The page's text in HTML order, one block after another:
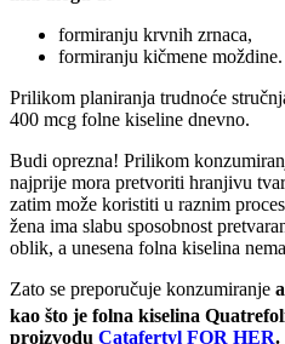
formiranju krvnih zrnaca,
formiranju kičmene moždine.
Prilikom planiranja trudnoće
400 mcg folne kiseline dnevno.
Budi oprezna! Prilikom
najprije mora pretvoriti hranjivu
zatim može koristiti u raznim
žena ima slabu sposobnost
oblik, a unesena folna kiselina
Zato se preporučuje konzumiranje
kao što je folna kiselina
proizvodu Catafertyl FOR HER.